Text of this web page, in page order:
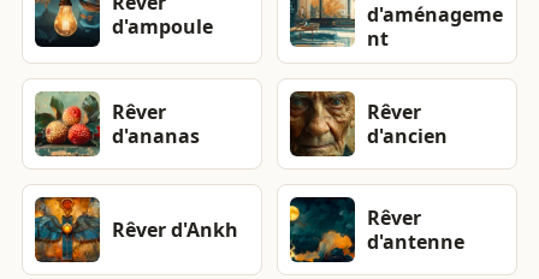
d'ampoule
d'aménageme
nt
Rêver
d'ananas
Rêver
d'ancien
Rêver d'Ankh
Rêver
d'antenne